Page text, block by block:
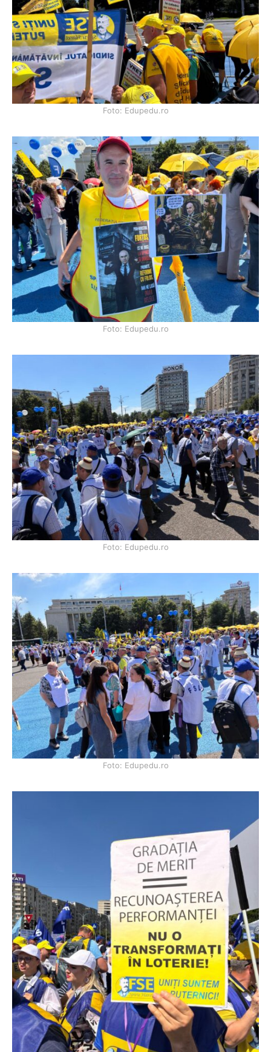
Foto: Edupedu.ro
Foto: Edupedu.ro
Foto: Edupedu.ro
Foto: Edupedu.ro